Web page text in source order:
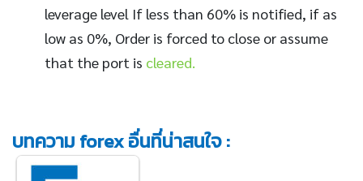
leverage level If less than 60% is notified, if as
low as 0%, Order is forced to close or assume
that the port is cleared.
บทความ forex อื่นที่น่าสนใจ :